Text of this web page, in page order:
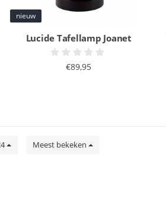
nieuw
Lucide Tafellamp Joanet
€89,95
Meest bekeken